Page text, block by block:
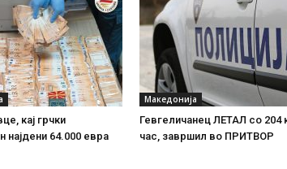
кај грчки
најдени 64.000 евра
Македонија
Гевгеличанец ЛЕТАЛ со 204
час, завршил во ПРИТВОР